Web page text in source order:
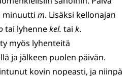
minuutti m. Lisäksi kellonajan
tai lyhennekel. tai k.
myös lyhenteitä
ja jälkeen puolen päivän.
kovin nopeasti, ja niinpä